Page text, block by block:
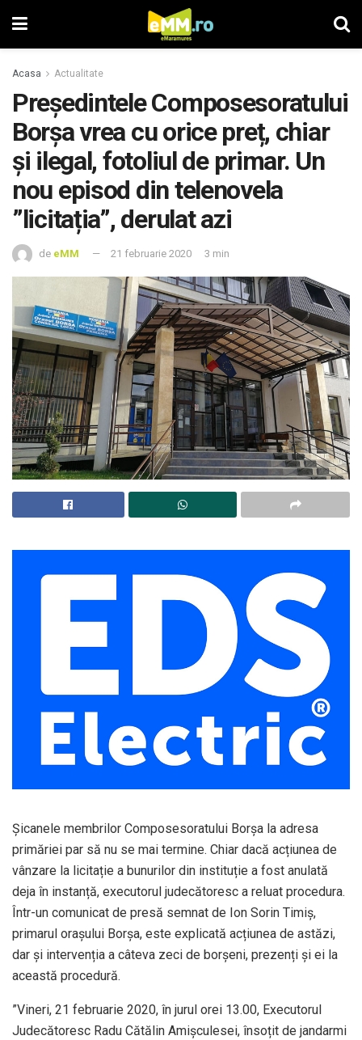
Acasa Actualitate
Președintele Composesoratului
Borșa vrea cu orice preț, chiar
și ilegal, fotoliul de primar. Un
nou episod din telenovela
”licitația”, derulat azi
de eMM 21 februarie 2020 3 min
Șicanele membrilor Composesoratului Borșa la adresa
primăriei par să nu se mai termine. Chiar dacă acțiunea de
vânzare la licitație a bunurilor din instituție a fost anulată
deja în instanță, executorul judecătoresc a reluat procedura.
Într-un comunicat de presă semnat de Ion Sorin Timiș,
primarul orașului Borșa, este explicată acțiunea de astăzi,
dar și intervenția a câteva zeci de borșeni, prezenți și ei la
această procedură.
”Vineri, 21 februarie 2020, în jurul orei 13.00, Executorul
Judecătoresc Radu Cătălin Amișculesei, însoțit de jandarmi